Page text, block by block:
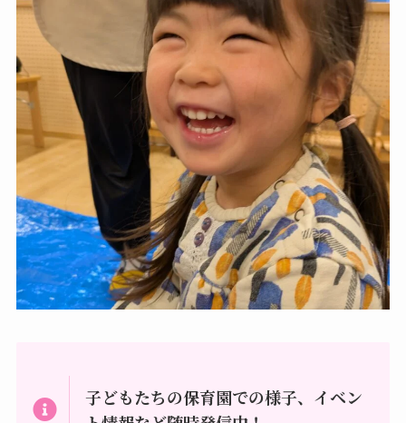
子どもたちの保育園での様子、イベン